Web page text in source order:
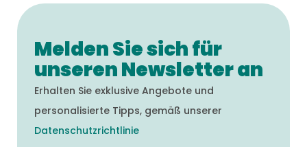
Melden Sie sich für
unseren Newsletter an
Erhalten Sie exklusive Angebote und
personalisierte Tipps, gemäß unserer
Datenschutzrichtlinie